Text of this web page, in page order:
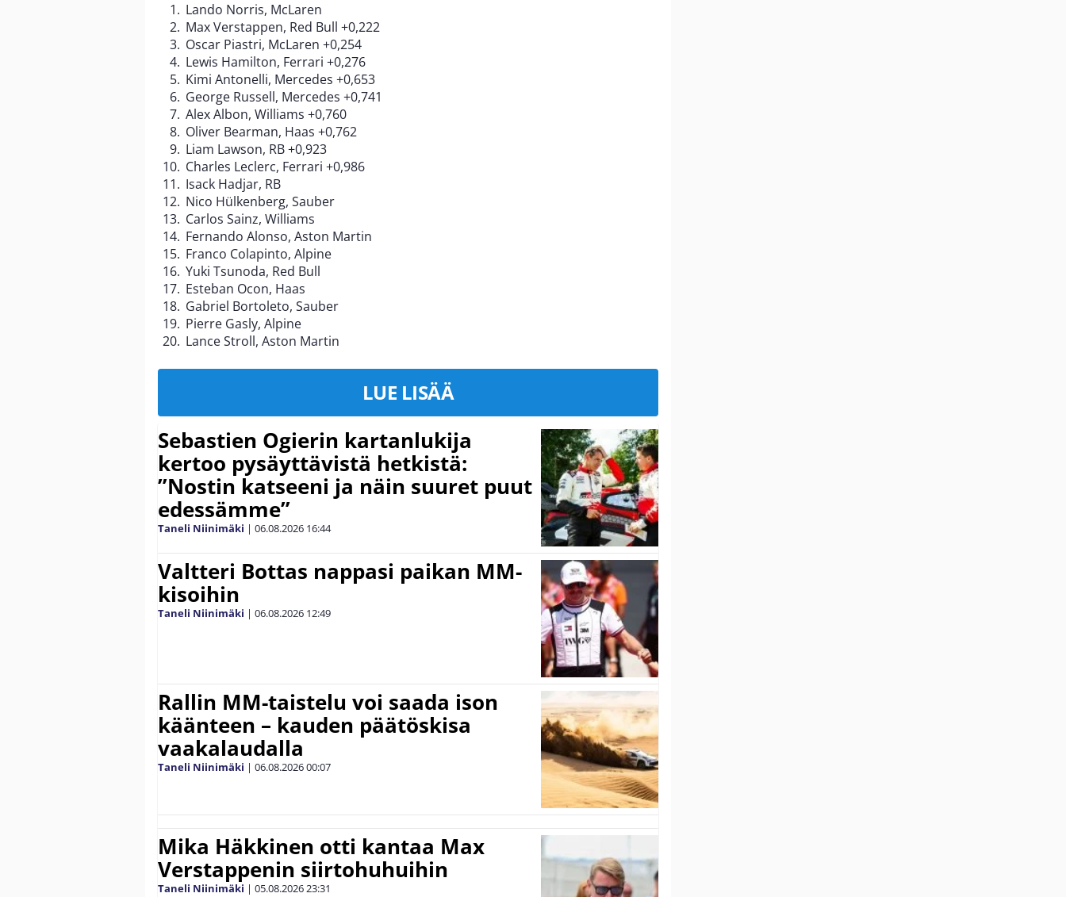
Lando Norris, McLaren
Max Verstappen, Red Bull +0,222
Oscar Piastri, McLaren +0,254
Lewis Hamilton, Ferrari +0,276
Kimi Antonelli, Mercedes +0,653
George Russell, Mercedes +0,741
Alex Albon, Williams +0,760
Oliver Bearman, Haas +0,762
Liam Lawson, RB +0,923
Charles Leclerc, Ferrari +0,986
Isack Hadjar, RB
Nico Hülkenberg, Sauber
Carlos Sainz, Williams
Fernando Alonso, Aston Martin
Franco Colapinto, Alpine
Yuki Tsunoda, Red Bull
Esteban Ocon, Haas
Gabriel Bortoleto, Sauber
Pierre Gasly, Alpine
Lance Stroll, Aston Martin
LUE LISÄÄ
Sebastien Ogierin kartanlukija
kertoo pysäyttävistä hetkistä:
”Nostin katseeni ja näin suuret puut
edessämme”
Taneli Niinimäki | 06.08.2026 16:44
Valtteri Bottas nappasi paikan MM-
kisoihin
Taneli Niinimäki | 06.08.2026 12:49
Rallin MM-taistelu voi saada ison
käänteen – kauden päätöskisa
vaakalaudalla
Taneli Niinimäki | 06.08.202600:07
Mika Häkkinen otti kantaa Max
Verstappenin siirtohuhuihin
Taneli Niinimäki | 05.08.202623:31